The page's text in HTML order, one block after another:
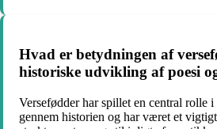
Hvad er betydningen af
historiske udvikling af poesi
Versefødder har spillet en central rolle
gennem historien og har været et